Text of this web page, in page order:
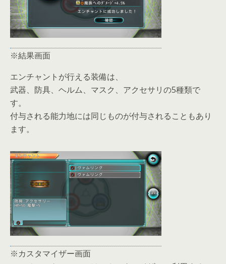
※結果画面
エンチャントが行える装備は、
武器、防具、ヘルム、マスク、アクセサリの5種類で
す。
付与される能力地には同じものが付与されることもあり
ます。
※カスタマイザー画面